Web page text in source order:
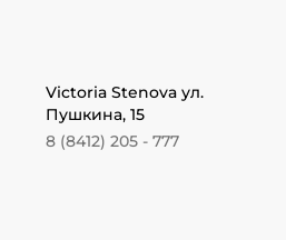
Victoria Stenova ул.
Пушкина, 15
8 (8412) 205 - 777